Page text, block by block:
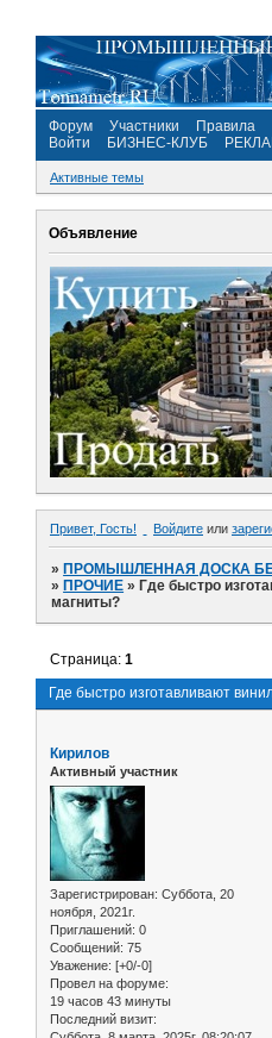
Форум Участники Правила
Войти
БИЗНЕС-КЛУБ
Активные темы
Объявление
Привет, Гость! Войдите или
»ПРОМЫШЛЕННАЯ ДОСКА
»ПРОЧИЕ »Где быстро
магниты?
Где быстро изготавливают
Страница:1
Кирилов
Активный участник
Зарегистрирован: Суббота, 20
ноября, 2021г.
Приглашений: 0
Сообщений: 75
Уважение: [+0/-0]
Провел на форуме:
19 часов 43 минуты
Последний визит: